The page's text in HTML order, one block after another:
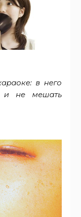
в него
и не мешать